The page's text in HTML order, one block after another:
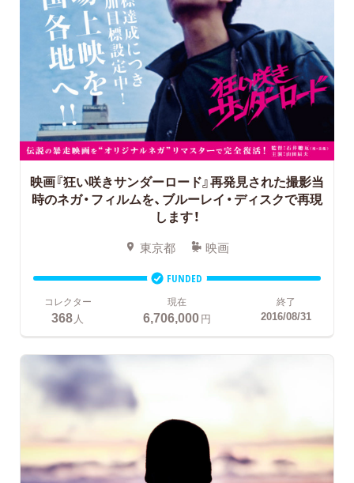
映画『狂い咲きサンダーロード』再発見された撮影当
時のネガ・フィルムを、ブルーレイ・ディスクで再現
します！
東京都 映画
FUNDED
コレクター
368人
現在
6,706,000円
終了
2016/08/31